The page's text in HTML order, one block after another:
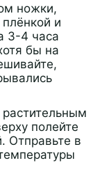
ножки,
и
3-4 часа
бы на
полейте
Отправьте в